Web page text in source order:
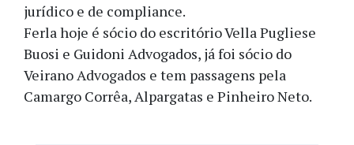
jurídico e de compliance.
Ferla hoje é sócio do escritório Vella Pugliese
Buosi e Guidoni Advogados, já foi sócio do
Veirano Advogados e tem passagens pela
Camargo Corrêa, Alpargatas e Pinheiro Neto.